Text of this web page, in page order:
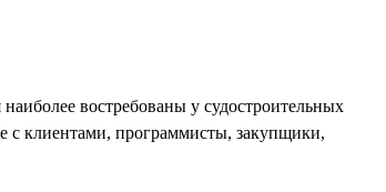
востребованы у судостроительных
с клиентами, программисты, закупщики,